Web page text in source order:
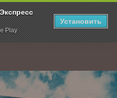
Play
Установить
Доставка отправлений по